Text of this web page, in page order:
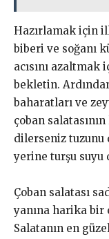
Hazırlamak için
biberi ve soğanı
acısını
bekletin.
baharatları ve
çoban
dilerseniz tuzunu
yerine turşu
Çoban salatası
yanına harika bir
Salatanın en